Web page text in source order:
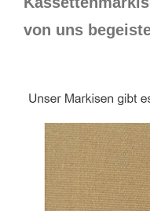
von uns